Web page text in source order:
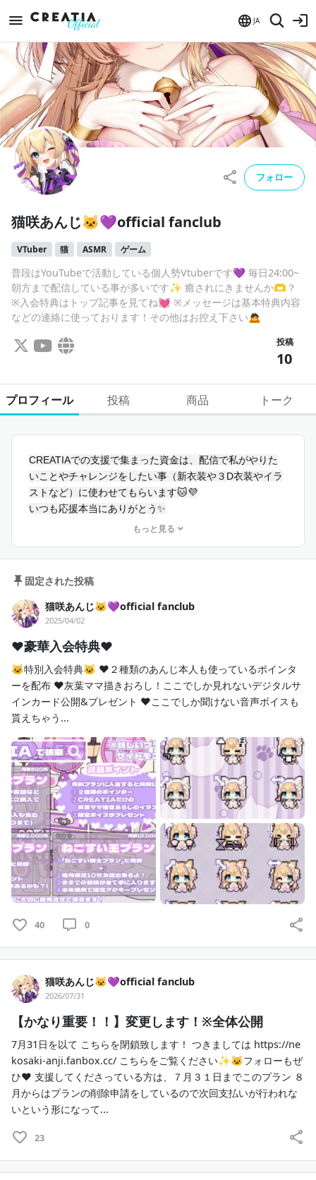
JA
猫咲あんじ🐱💜official fanclub
VTuber 猫 ASMR ゲーム
普段はYouTubeで活動している個人勢Vtuberです💜 毎日24:00~
朝方まで配信している事が多いです✨ 癒されにきませんか🫶？
※入会特典はトップ記事を見てね💓 ※メッセージは基本特典内容
などの連絡に使っております！その他はお控え下さい🙇‍
投稿
10
フォロー
プロフィール 投稿 商品 トーク
CREATIAでの支援で集まった資金は、配信で私がやりた
いことやチャレンジをしたい事（新衣装や３D衣装やイラ
ストなど）に使わせてもらいます🐱💜
いつも応援本当にありがとう✨
୧･･･････････････････････････････････････････････････
････････････････୨୧
YouTube
https://www.youtube.com/@Nekosaki_Anji
X(旧Twitter)
https://twitter.com/Nekosaki_anji
TikTok
https://www.tiktok.com/@nekosaki_anji
BOOTH
https://nekosaki-anji.booth.pm/
FANBOX
https://nekosaki-anji.fanbox.cc/
Giftee
https://giftee.com/u/anji_nekosaki
Twitch
https://www.twitch.tv/anji_nekosaki
amazon
https://www.amazon.co.jp/hz/wishlist/ls/DZY6J9QVRSXR?
ref_=wl_share
୨
୧･･･････････････････････････････････････････････････
････････････････୨୧
もっと見る
固定された投稿
猫咲あんじ🐱💜official fanclub
2025/04/02
♥豪華入会特典♥
🐱特別入会特典🐱 ♥２種類のあんじ本人も使っているポインタ
ーを配布 ♥灰葉ママ描きおろし！ここでしか見れないデジタルサ
インカード公開&プレゼント ♥ここでしか聞けない音声ボイスも
貰えちゃう...
40 0
猫咲あんじ🐱💜official fanclub
2026/07/31
【かなり重要！！】変更します！※全体公開
7月31日を以て こちらを閉鎖致します！ つきましては https://ne
kosaki-anji.fanbox.cc/ こちらをご覧ください✨🐱フォローもぜ
ひ❤ 支援してくださっている方は、７月３１日までこのプラン ８
月からはプランの削除申請をしているので次回支払いが行われな
いという形になって...
23